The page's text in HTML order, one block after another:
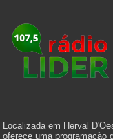
Localizada em Herval
oferece uma programação